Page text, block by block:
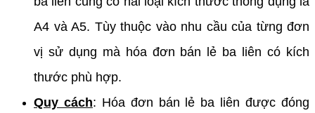
A4 và A5. Tùy thuộc vào nhu cầu của từng đơn
vị sử dụng mà hóa đơn bán lẻ ba liên có kích
thước phù hợp.
Quy cách: Hóa đơn bán lẻ ba liên được đóng